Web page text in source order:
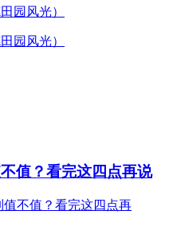
值？看完这四点再说